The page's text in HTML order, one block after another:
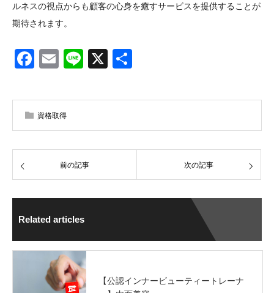
ルネスの視点からも顧客の心身を癒すサービスを提供することが
期待されます。
Facebook
EmailLine
X
資格取得
前の記事 次の記事
Related articles
【公認インナービューティートレーナ